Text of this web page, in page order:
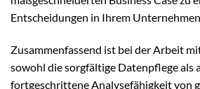
Entscheidungen in Ihrem
Zusammenfassend ist bei der Arbeit
sowohl die sorgfältige Datenpflege als
fortgeschrittene Analysefähigkeit von